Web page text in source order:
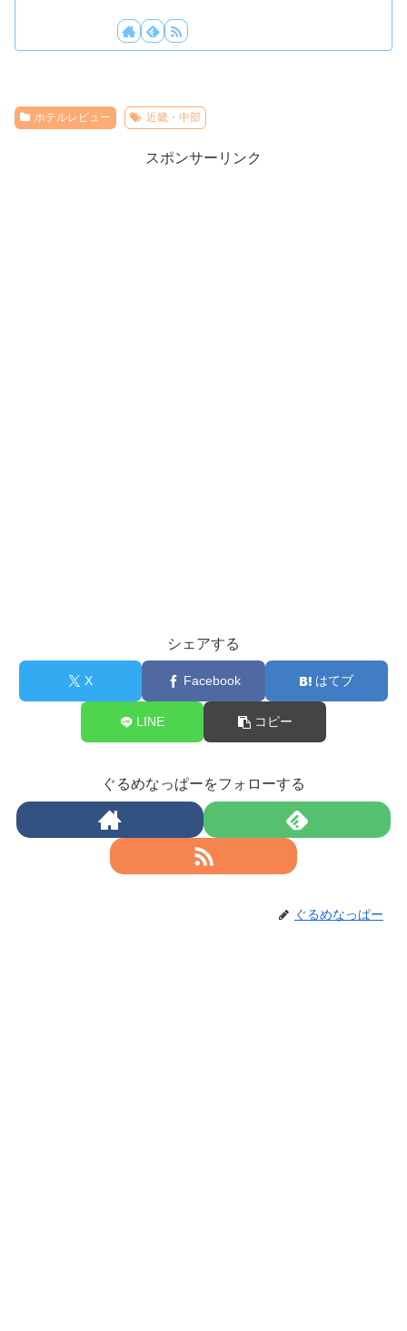
ホテルレビュー 近畿・中部
スポンサーリンク
シェアする
X Facebook はてブ
LINE コピー
ぐるめなっぱーをフォローする
ぐるめなっぱー